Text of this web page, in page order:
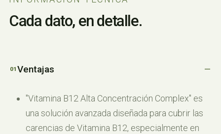
Cada dato, en detalle.
Ventajas
"Vitamina B12 Alta Concentración Complex" es
una solución avanzada diseñada para cubrir las
carencias de Vitamina B12, especialmente en